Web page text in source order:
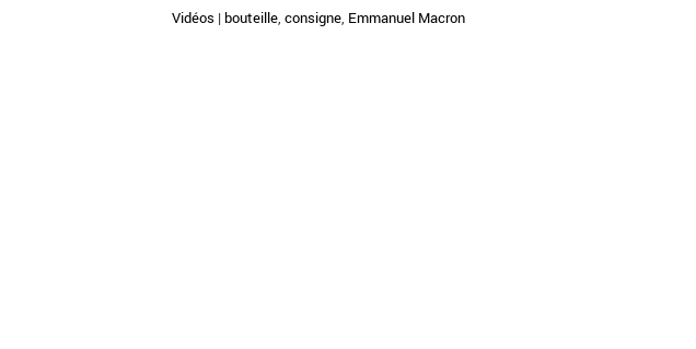
Vidéos | bouteille, consigne, Emmanuel Macron